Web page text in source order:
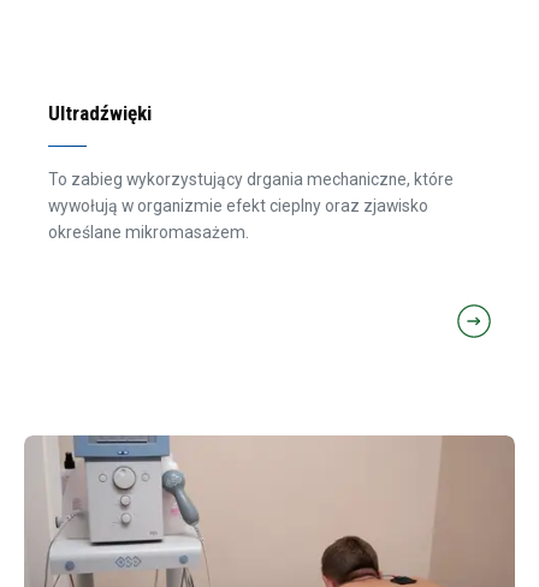
Ultradźwięki
To zabieg wykorzystujący drgania mechaniczne, które
wywołują w organizmie efekt cieplny oraz zjawisko
określane mikromasażem.